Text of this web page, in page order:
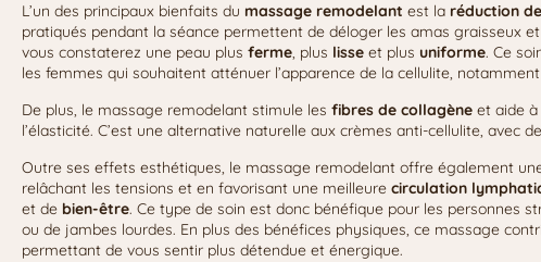
L’un des principaux bienfaits du massage remodelant est la réduction
pratiqués pendant la séance permettent de déloger les amas graisseux
vous constaterez une peau plus ferme, plus lisse et plus uniforme. Ce
les femmes qui souhaitent atténuer l’apparence de la cellulite,
De plus, le massage remodelant stimule les fibres de collagène et aide à
l’élasticité. C’est une alternative naturelle aux crèmes anti-cellulite, avec
Outre ses effets esthétiques, le massage remodelant offre également
relâchant les tensions et en favorisant une meilleure circulation
et de bien-être. Ce type de soin est donc bénéfique pour les personnes
ou de jambes lourdes. En plus des bénéfices physiques, ce massage
permettant de vous sentir plus détendue et énergique.